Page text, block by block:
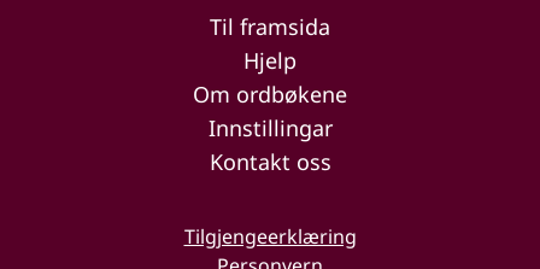
Til framsida
Hjelp
Om ordbøkene
Innstillingar
Kontakt oss
Tilgjengeerklæring